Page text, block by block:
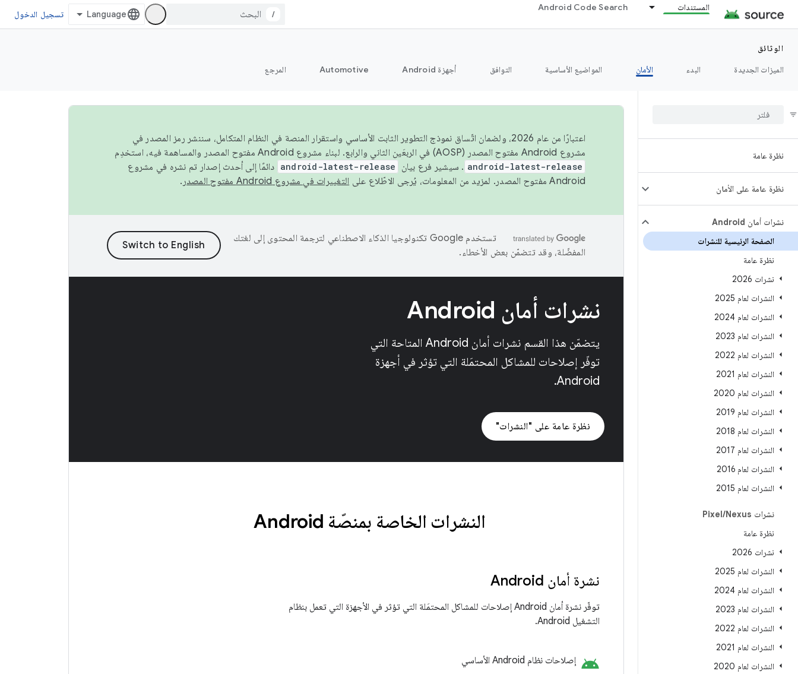
المستندات Android Code Search
/ تسجيل الدخول
الوثائق
الميزات الجديدة
البدء الأمان المواضيع الأساسية التوافق أجهزة Android Automotive المرجع
نظرة عامة
نظرة عامة على الأمان
نشرات أمان Android
الصفحة الرئيسية للنشرات
نظرة عامة
نشرات 2026
النشرات لعام 2025
النشرات لعام 2024
النشرات لعام 2023
النشرات لعام 2022
النشرات لعام 2021
النشرات لعام 2020
النشرات لعام 2019
النشرات لعام 2018
النشرات لعام 2017
النشرات لعام 2016
النشرات لعام 2015
نشرات Pixel /Nexus
نظرة عامة
نشرات 2026
النشرات لعام 2025
النشرات لعام 2024
النشرات لعام 2023
النشرات لعام 2022
النشرات لعام 2021
النشرات لعام 2020
اعتبارًا من عام 2026، ولضمان اتّساق نموذج التطوير الثابت الأساسي واستقرار المنصة في النظام المتكامل، سننشر رمز المصدر في
مشروع Android مفتوح المصدر (AOSP) في الربعَين الثاني والرابع. لبناء مشروع Android مفتوح المصدر والمساهمة فيه، استخدِم
android-latest-release . سيشير فرع بيان android-latest-release دائمًا إلى أحدث إصدار تم نشره في مشروع
Android مفتوح المصدر. لمزيد من المعلومات، يُرجى الاطّلاع على
التغييرات في مشروع Android مفتوح المصدر .
تستخدم Google تكنولوجيا الذكاء الاصطناعي لترجمة المحتوى إلى لغتك
المفضّلة، وقد تتضمّن بعض الأخطاء.
نشرات أمان Android
يتضمّن هذا القسم نشرات أمان Android المتاحة التي
توفّر إصلاحات للمشاكل المحتمَلة التي تؤثر في أجهزة
Android.
نظرة عامة على "النشرات"
النشرات الخاصة بمنصّة Android
نشرة أمان Android
توفّر نشرة أمان Android إصلاحات للمشاكل المحتمَلة التي تؤثر في الأجهزة التي تعمل بنظام
التشغيل Android.
android إصلاحات نظام Android الأساسي